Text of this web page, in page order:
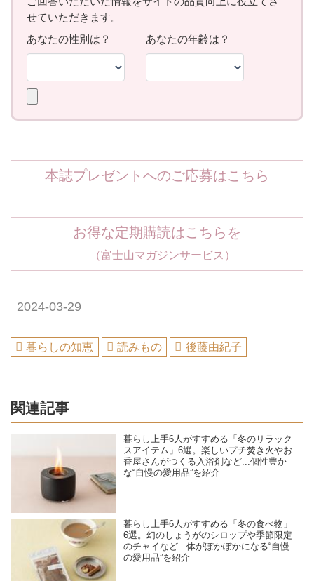
本誌プレゼントへのご応募はこちら
お得な定期購読はこちらを
（富士山マガジンサービス）
2024-03-29
暮らしの知恵 読みもの 後藤由紀子
関連記事
暮らし上手6人がすすめる「冬のリラック
スアイテム」6選。楽しいプチ焚き火やお
香屋さんがつくる入浴剤など...個性豊か
な“自慢の愛用品”を紹介
暮らし上手6人がすすめる「冬の食べ物」
6選。幻のしょうがのシロップや季節限定
のチャイなど...体がぽかぽかになる“自慢
の愛用品”を紹介